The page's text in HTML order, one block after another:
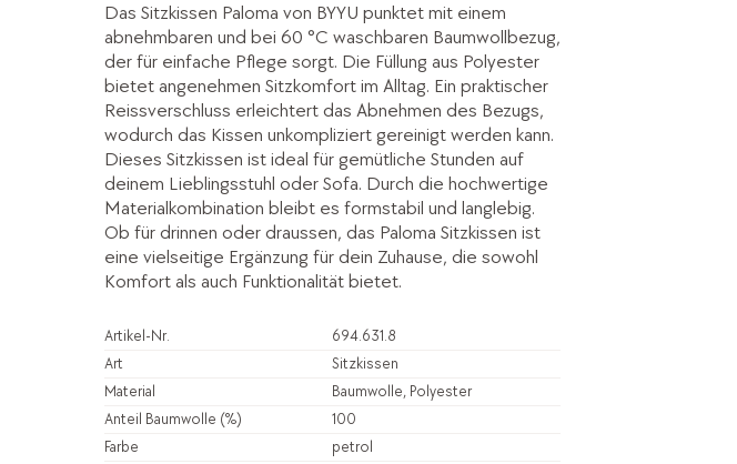
Das Sitzkissen Paloma von BYYU punktet mit einem
abnehmbaren und bei 60 °C waschbaren Baumwollbezug,
der für einfache Pflege sorgt. Die Füllung aus Polyester
bietet angenehmen Sitzkomfort im Alltag. Ein praktischer
Reissverschluss erleichtert das Abnehmen des Bezugs,
wodurch das Kissen unkompliziert gereinigt werden kann.
Dieses Sitzkissen ist ideal für gemütliche Stunden auf
deinem Lieblingsstuhl oder Sofa. Durch die hochwertige
Materialkombination bleibt es formstabil und langlebig.
Ob für drinnen oder draussen, das Paloma Sitzkissen ist
eine vielseitige Ergänzung für dein Zuhause, die sowohl
Komfort als auch Funktionalität bietet.
Artikel-Nr.
694.631.8
Art
Sitzkissen
Material
Baumwolle, Polyester
Anteil Baumwolle (%)
100
Farbe
petrol